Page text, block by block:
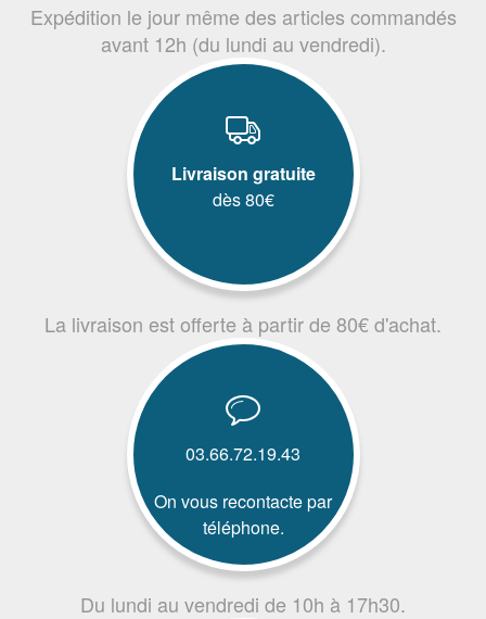
Expédition le jour même des articles commandés
avant 12h (du lundi au vendredi).
Livraison gratuite
dès 80€
La livraison est offerte à partir de 80€ d'achat.
03.66.72.19.43
On vous recontacte par
téléphone.
Du lundi au vendredi de 10h à 17h30.